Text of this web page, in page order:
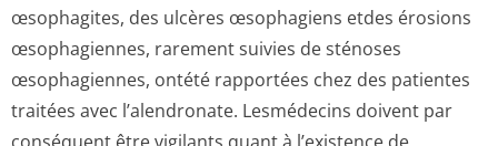
œsophagites, des ulcères œsophagiens etdes érosions
œsophagiennes, rarement suivies de sténoses
œsophagiennes, ontété rapportées chez des patientes
traitées avec l’alendronate. Lesmédecins doivent par